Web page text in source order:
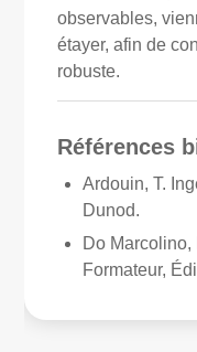
observables,
étayer, afin de
robuste.
Références
Ardouin, T.
Dunod.
Do Marcolino,
Formateur,